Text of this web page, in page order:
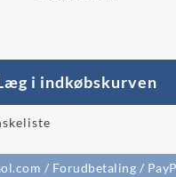
i indkøbskurven
/ Forudbetaling /